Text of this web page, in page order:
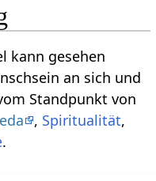
an sich und
Standpunkt von
, Spiritualität,
.